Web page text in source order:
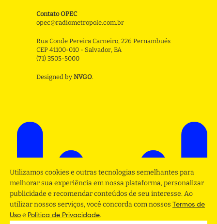
Contato OPEC
opec@radiometropole.com.br
Rua Conde Pereira Carneiro, 226 Pernambués
CEP 41100-010 - Salvador, BA
(71) 3505-5000
Designed by NVGO.
Utilizamos cookies e outras tecnologias semelhantes para
melhorar sua experiência em nossa plataforma, personalizar
publicidade e recomendar conteúdos de seu interesse. Ao
utilizar nossos serviços, você concorda com nossos Termos de
Uso e Politica de Privacidade.